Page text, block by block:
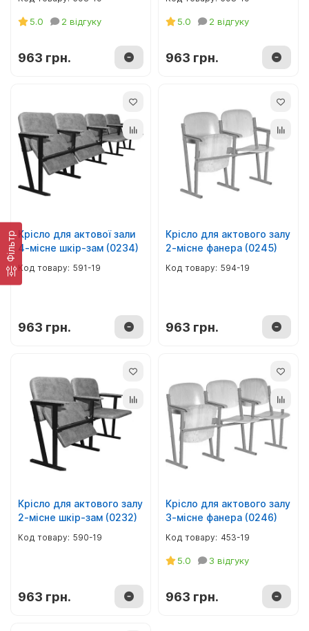
Фiльтр
5.0 2 відгуку
963 грн.
5.0 2 відгуку
963 грн.
Крісло для актової зали
4-місне шкір-зам (0234)
591-19
963 грн.
Крісло для актового залу
2-місне фанера (0245)
594-19
963 грн.
Крісло для актового залу
2-місне шкір-зам (0232)
590-19
963 грн.
Крісло для актового залу
3-місне фанера (0246)
453-19
5.0 3 відгуку
963 грн.